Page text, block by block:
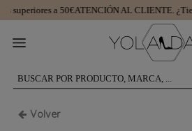
superiores a 50€ATENCIÓN AL CLIENTE.
Volver